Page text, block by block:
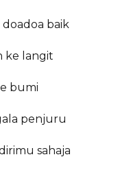
baik
ke langit
bumi
penjuru
sahaja